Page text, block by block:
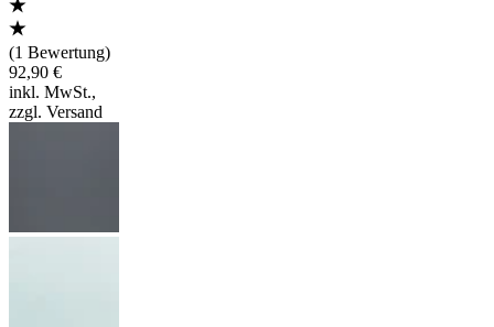
(1 Bewertung)
92,90 €
inkl. MwSt.,
zzgl. Versand